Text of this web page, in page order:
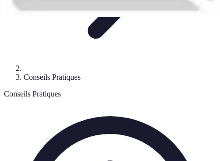
Conseils Pratiques
Conseils Pratiques